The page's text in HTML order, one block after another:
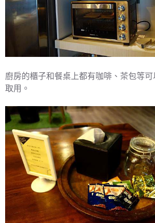
廚房的櫃子和餐桌上都有咖啡、茶包等
取用。